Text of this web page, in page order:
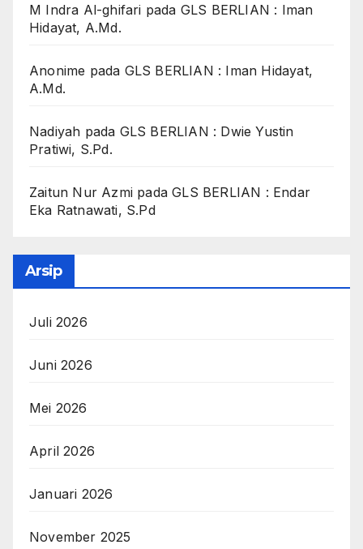
M Indra Al-ghifari pada GLS BERLIAN : Iman
Hidayat, A.Md.
Anonime pada GLS BERLIAN : Iman Hidayat,
A.Md.
Nadiyah pada GLS BERLIAN : Dwie Yustin
Pratiwi, S.Pd.
Zaitun Nur Azmi padaGLS BERLIAN : Endar
Eka Ratnawati, S.Pd
Arsip
Juli 2026
Juni 2026
Mei 2026
April 2026
Januari 2026
November 2025